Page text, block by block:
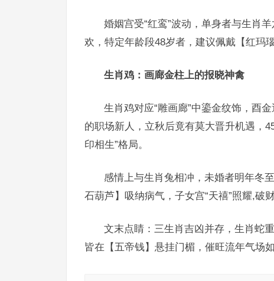
婚姻宫受“红鸾”波动，单身者与生肖
欢，特定年龄段48岁者，建议佩戴【红玛
生肖鸡：画廊金柱上的报晓神禽
生肖鸡对应“雕画廊”中鎏金纹饰，酉
的职场新人，立秋后竟有莫大晋升机遇，
印相生”格局。
感情上与生肖兔相冲，未婚者明年冬
石葫芦】吸纳病气，子女宫“天禧”照耀,破
文末点睛：三生肖吉凶并存，生肖蛇
皆在【五帝钱】悬挂门楣，催旺流年气场